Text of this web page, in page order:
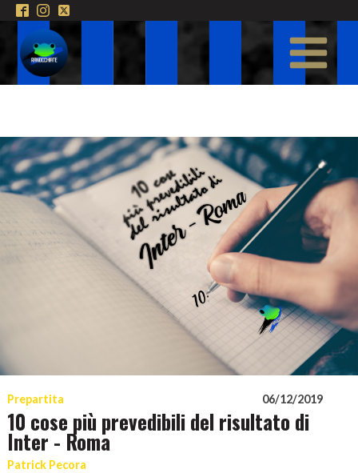
Prepartita 06/12/2019
10 cose più prevedibili del risultato di
Inter - Roma
Patrick Pecora